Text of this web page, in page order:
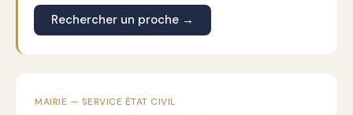
Rechercher un proche →
MAIRIE — SERVICE ÉTAT CIVIL